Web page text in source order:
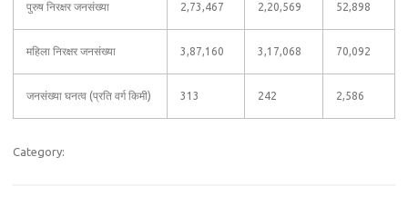
पुरुष निरक्षर जनसंख्या 2,73,467 2,20,569 52,898
महिला निरक्षर जनसंख्या 3,87,160 3,17,068 70,092
जनसंख्या घनत्व (प्रति वर्ग किमी) 313 242 2,586
Category: